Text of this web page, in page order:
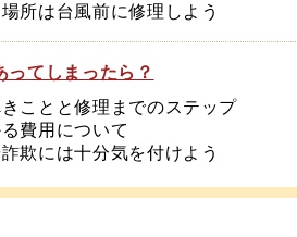
所は台風前に修理しよう
てしまったら？
ことと修理までのステップ
費用について
欺には十分気を付けよう